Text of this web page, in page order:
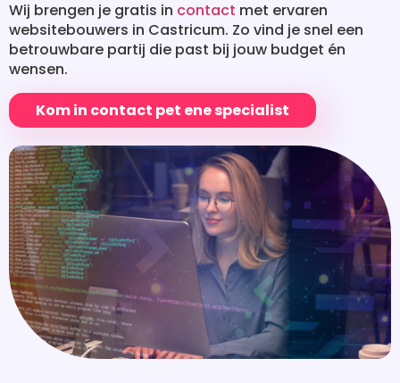
Wij brengen je gratis in contact met ervaren
websitebouwers in Castricum. Zo vind je snel een
betrouwbare partij die past bij jouw budget én
wensen.
Kom in contact pet ene specialist